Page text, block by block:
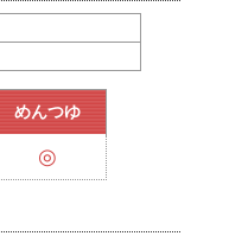
めんつゆ
◎